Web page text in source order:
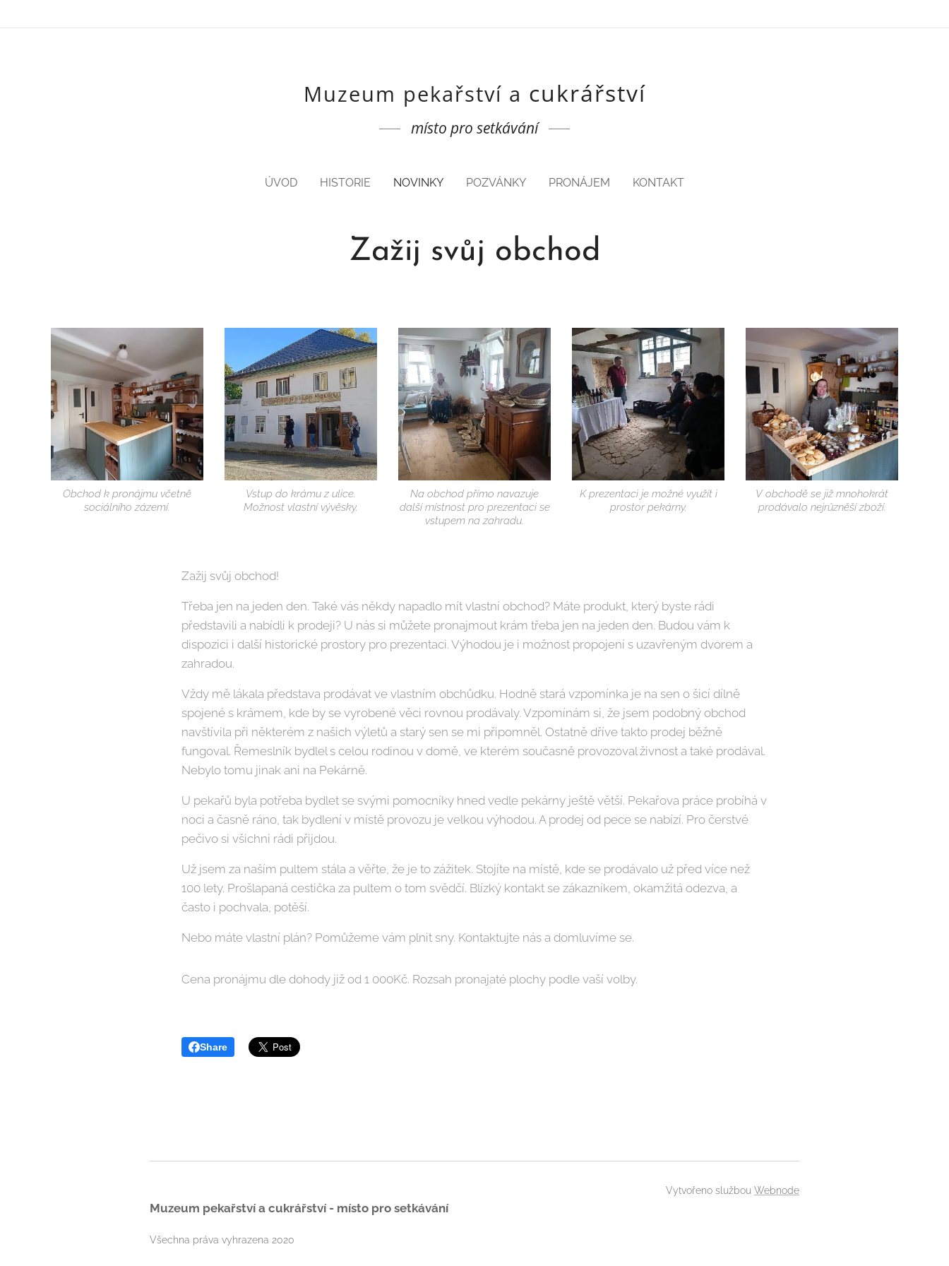
Muzeum pekařství a cukrářství
místo pro setkávání
ÚVOD HISTORIE NOVINKY POZVÁNKY PRONÁJEM KONTAKT
Zažij svůj obchod
Obchod k pronájmu včetně
sociálního zázemí.
Vstup do krámu z ulice.
Možnost vlastní vývěsky.
Na obchod přímo navazuje
další místnost pro prezentaci se
vstupem na zahradu.
K prezentaci je možné využít i
prostor pekárny.
V obchodě se již mnohokrát
prodávalo nejrůzněší zboží.
Zažij svůj obchod!
Třeba jen na jeden den. Také vás někdy napadlo mít vlastní obchod? Máte produkt, který byste rádi
představili a nabídli k prodeji? U nás si můžete pronajmout krám třeba jen na jeden den. Budou vám k
dispozici i další historické prostory pro prezentaci. Výhodou je i možnost propojení s uzavřeným dvorem a
zahradou.
Vždy mě lákala představa prodávat ve vlastním obchůdku. Hodně stará vzpomínka je na sen o šicí dílně
spojené s krámem, kde by se vyrobené věci rovnou prodávaly. Vzpomínám si, že jsem podobný obchod
navštívila při některém z našich výletů a starý sen se mi připomněl. Ostatně dříve takto prodej běžně
fungoval. Řemeslník bydlel s celou rodinou v domě, ve kterém současně provozoval živnost a také prodával.
Nebylo tomu jinak ani na Pekárně.
U pekařů byla potřeba bydlet se svými pomocníky hned vedle pekárny ještě větší. Pekařova práce probíhá v
noci a časně ráno, tak bydlení v místě provozu je velkou výhodou. A prodej od pece se nabízí. Pro čerstvé
pečivo si všichni rádi přijdou.
Už jsem za naším pultem stála a věřte, že je to zážitek. Stojíte na místě, kde se prodávalo už před více než
100 lety. Prošlapaná cestička za pultem o tom svědčí. Blízký kontakt se zákazníkem, okamžitá odezva, a
často i pochvala, potěší.
Nebo máte vlastní plán? Pomůžeme vám plnit sny. Kontaktujte nás a domluvíme se.
Cena pronájmu dle dohody již od 1 000Kč. Rozsah pronajaté plochy podle vaší volby.
Share
Muzeum pekařství a cukrářství - místo pro setkávání
Všechna práva vyhrazena 2020
Vytvořeno službou Webnode